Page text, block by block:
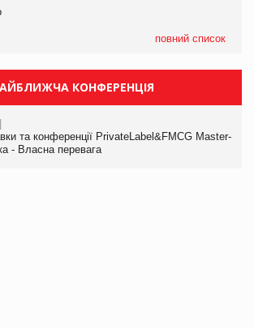
повний список
КОНФЕРЕНЦІЯ
та конференції PrivateLabel&FMCG Master-
- Власна перевага